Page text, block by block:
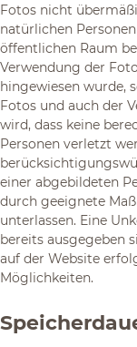
Fotos nicht
natürlichen
öffentlichen Raum
Verwendung der
hingewiesen wurde,
Fotos und auch der
wird, dass keine
Personen verletzt
einer abgebildeten
durch geeignete
unterlassen. Eine
bereits ausgegeben
auf der Website
Möglichkeiten.